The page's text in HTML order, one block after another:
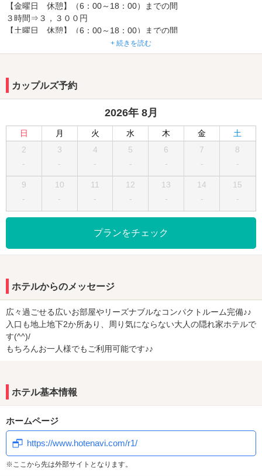
【金曜日 休憩】（6：00～18：00）までの間
３時間⇒３，３００円
【土曜日 休憩】（6：00～18：00）までの間
※３時間を過ぎますと通常料金に戻ります
★京橋から お車・京阪線1本で約10分
大事な時間、空間を是非ホテルルートワンでお待ちしております♪♪
+ 続きを読む
カップルズ予約
2026年 8月
日 月 火 水 木 金
土
2
-
3
-
4
-
5
-
6
-
7
-
8
-
9
-
10
-
11
-
12
-
13
-
14
-
15
-
プランをチェック
ホテルからのメッセージ
広々過ごせる広いお部屋やリーズナブルなコンパクトルーム完備♪♪
入口も地上地下2か所あり、周り気にならない大人の隠れ家ホテルで
す(^^)/
もちろんお一人様でもご利用可能です♪♪
ホテル基本情報
ホームページ
https://www.hotenavi.com/r1/
※ここから先は外部サイトとなります。